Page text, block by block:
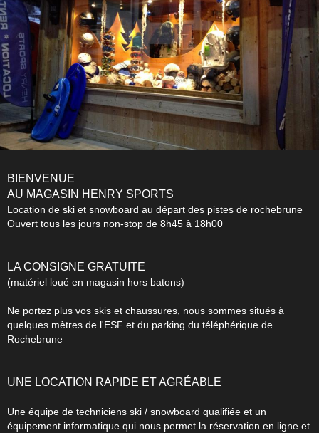
BIENVENUE
AU MAGASIN HENRY SPORTS
Location de ski et snowboard au départ des pistes de rochebrune
Ouvert tous les jours non-stop de 8h45 à 18h00
LA CONSIGNE GRATUITE
(matériel loué en magasin hors batons)
Ne portez plus vos skis et chaussures, nous sommes situés à
quelques mètres de l'ESF et du parking du téléphérique de
Rochebrune
UNE LOCATION RAPIDE ET AGRÉABLE
Une équipe de techniciens ski / snowboard qualifiée et un
équipement informatique qui nous permet la réservation en ligne et